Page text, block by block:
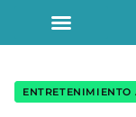
ENTRETENIMIENTO